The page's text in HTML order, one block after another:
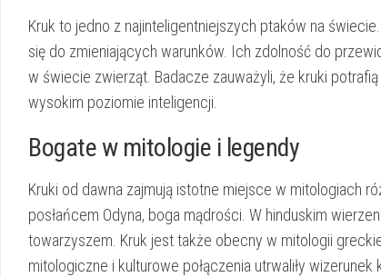
Kruk to‌ jedno⁣ z‌ najinteligentniejszych ptaków⁣ na
się do zmieniających warunków. Ich ⁣zdolność⁣ do‍
w świecie zwierząt. Badacze ⁤zauważyli,‌ że kruki
wysokim poziomie inteligencji.
Bogate w mitologie i legendy
Kruki od⁢ dawna zajmują istotne miejsce w mitologiach​
posłańcem ⁣Odyna, boga mądrości. ⁤W hinduskim
towarzyszem. Kruk​ jest także obecny ‌w ⁤mitologii
‍mitologiczne ⁢i ⁢kulturowe połączenia utrwaliły wizerunek